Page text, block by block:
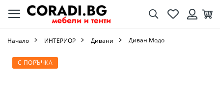
ТърсенеЛюбими
Начало ИНТЕРИОР Дивани Диван Модо
С ПОРЪЧКА
Преминете
към